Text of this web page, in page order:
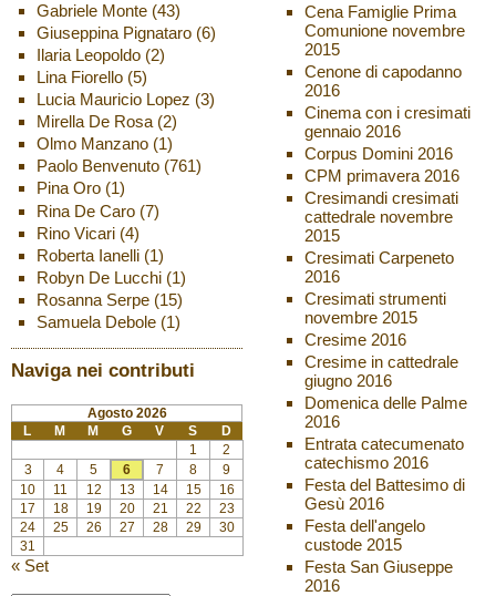
Gabriele Monte(43)
Giuseppina Pignataro(6)
Ilaria Leopoldo(2)
Lina Fiorello(5)
Lucia Mauricio Lopez (3)
Mirella De Rosa(2)
Olmo Manzano(1)
Paolo Benvenuto(761)
Pina Oro(1)
Rina De Caro(7)
Rino Vicari(4)
Roberta Ianelli(1)
Robyn De Lucchi(1)
Rosanna Serpe(15)
Samuela Debole(1)
Naviga nei contributi
Agosto 2026
L
M M G V S
D
1
2
3
4 5 6 7 8
9
10
11 12 13 14 15
16
17
18 19 20 21 22
23
24
25 26 27 28 29
30
31
« Set
Cena Famiglie Prima
Comunione novembre
2015
Cenone di capodanno
2016
Cinema con i cresimati
gennaio 2016
Corpus Domini 2016
CPM primavera 2016
Cresimandi cresimati
cattedrale novembre
2015
Cresimati Carpeneto
2016
Cresimati strumenti
novembre 2015
Cresime 2016
Cresime in cattedrale
giugno 2016
Domenica delle Palme
2016
Entrata catecumenato
catechismo 2016
Festa del Battesimo di
Gesù 2016
Festa dell'angelo
custode 2015
Festa San Giuseppe
2016